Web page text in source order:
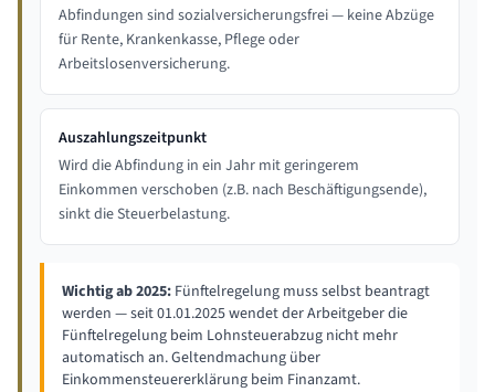
Abfindungen sind sozialversicherungsfrei — keine Abzüge
für Rente, Krankenkasse, Pflege oder
Arbeitslosenversicherung.
Auszahlungszeitpunkt
Wird die Abfindung in ein Jahr mit geringerem
Einkommen verschoben (z.B. nach Beschäftigungsende),
sinkt die Steuerbelastung.
Wichtig ab 2025: Fünftelregelung muss selbst beantragt
werden — seit 01.01.2025 wendet der Arbeitgeber die
Fünftelregelung beim Lohnsteuerabzug nicht mehr
automatisch an. Geltendmachung über
Einkommensteuererklärung beim Finanzamt.